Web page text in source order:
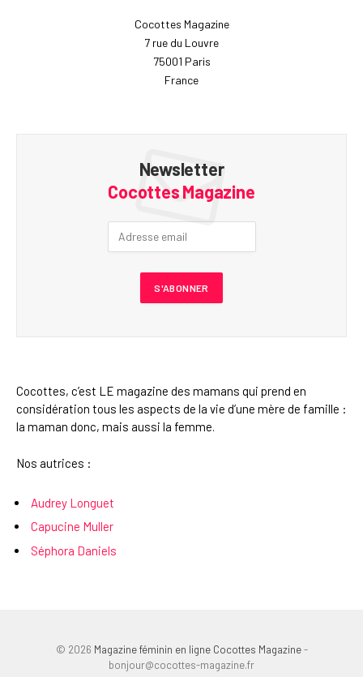
Cocottes Magazine
7 rue du Louvre
75001 Paris
France
Newsletter
Cocottes Magazine
Cocottes, c’est LE magazine des mamans qui prend en
considération tous les aspects de la vie d’une mère de famille :
la maman donc, mais aussi la femme.
Nos autrices :
Audrey Longuet
Capucine Muller
Séphora Daniels
© 2026 Magazine féminin en ligne Cocottes Magazine-
bonjour@cocottes-magazine.fr